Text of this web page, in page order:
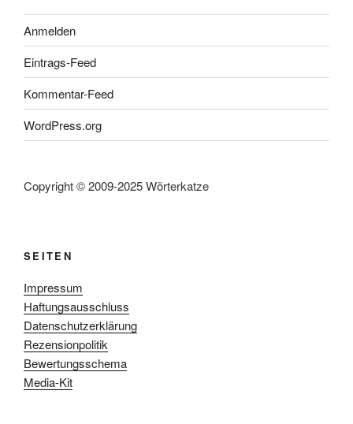
Anmelden
Eintrags-Feed
Kommentar-Feed
WordPress.org
Copyright © 2009-2025 Wörterkatze
SEITEN
Impressum
Haftungsausschluss
Datenschutzerklärung
Rezensionpolitik
Bewertungsschema
Media-Kit